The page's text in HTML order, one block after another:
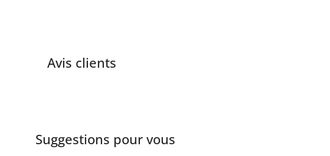
Avis clients
Suggestions pour vous